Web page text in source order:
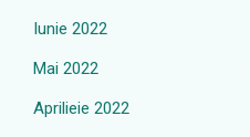
Iunie 2022
Mai 2022
Aprilieie 2022